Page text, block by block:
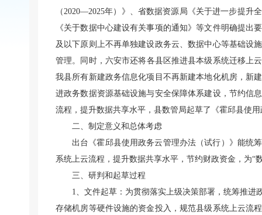
（2020—2025年）》、省数据资源局《关于进一步提
《关于数据中心建设有关事项的通知》等文件明确提
及以下原则上不再单独建设政务云、数据中心等基础设
管理。同时，六安市还将各县区推进县本级系统迁移上
我县所有新建政务信息化项目不再新建本地化机房，新
进政务数据资源基础设施与安全保障体系建设，节约信
流程，提升数据共享水平，县数管局起草了《霍邱县使
二、制定意义和总体考虑
出台《霍邱县使用政务云管理办法（试行）》能统
系统上云流程，提升数据共享水平，节约财政资金，为“
三、研判和起草过程
1、文件起草：为贯彻落实上级决策部署，统筹推
存储机房等硬件设施的资金投入，规范县级系统上云流